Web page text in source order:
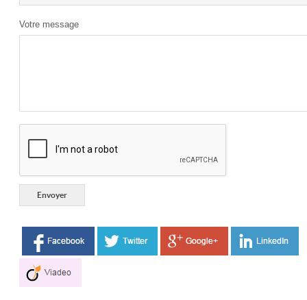
Votre message